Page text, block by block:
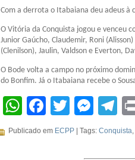
Com a derrota o Itabaiana deu adeus à
O Vitória da Conquista jogou e venceu
Junior Gaúcho, Claudemir, Roni
(Clenilson), Jaulin, Valdson e Everton,
O Bode volta a campo no próximo
do Bonfim. Já o Itabaiana recebe o
WhatsApp
Facebook
Twitter
Publicado em ECPP | Tags: Conquista,